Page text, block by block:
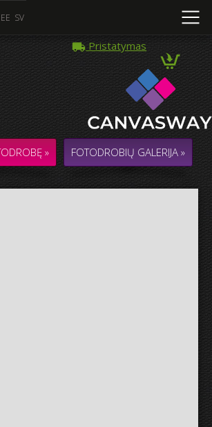
EE SV
Pristatymas
» FOTODROBIŲ GALERIJA »
Kelios Nuotraukos
/ KOMPOZICIJA iš kelių Nuotraukų